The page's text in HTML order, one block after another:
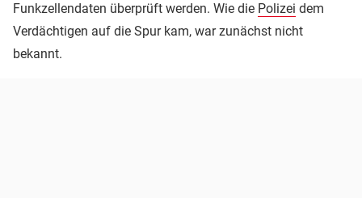
Funkzellendaten überprüft werden. Wie die Polizei dem
Verdächtigen auf die Spur kam, war zunächst nicht
bekannt.